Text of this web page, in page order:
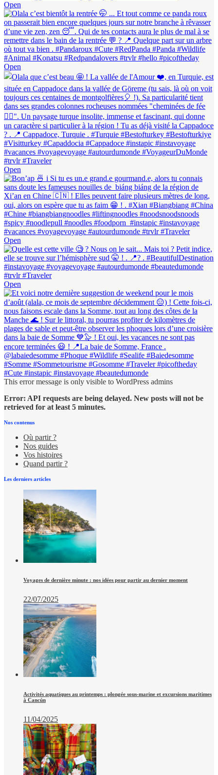
Open
Open
Open
Open
Open
This error message is only visible to WordPress admins
Error: API requests are being delayed. New posts will not be
retrieved for at least 5 minutes.
Nos contenus
Où partir ?
Nos guides
Vos histoires
Quand partir ?
Les derniers articles
Voyages de dernière minute : nos idées pour partir au dernier moment
22/07/2025
Activités aquatiques au printemps : plongée sous-marine et excursions maritimes
à Cancún
11/04/2025